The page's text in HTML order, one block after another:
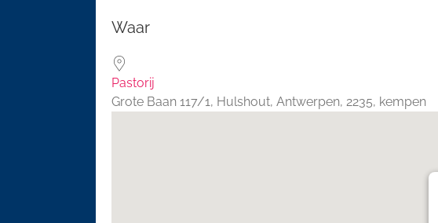
Waar
Pastorij
Grote Baan 117/1, Hulshout, Antwerpen, 2235, kempen